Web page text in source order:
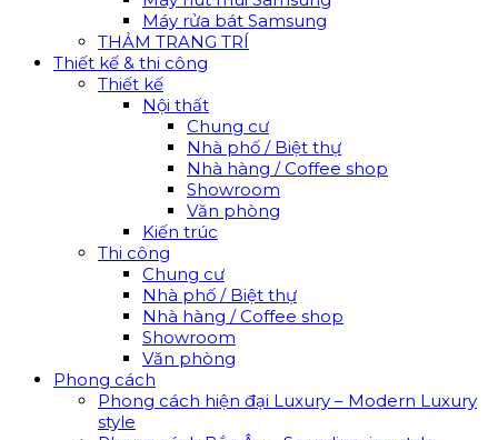
Máy rửa bát Samsung
THẢM TRANG TRÍ
Thiết kế & thi công
Thiết kế
Nội thất
Chung cư
Nhà phố / Biệt thự
Nhà hàng / Coffee shop
Showroom
Văn phòng
Kiến trúc
Thi công
Chung cư
Nhà phố / Biệt thự
Nhà hàng / Coffee shop
Showroom
Văn phòng
Phong cách
Phong cách hiện đại Luxury – Modern Luxury
style